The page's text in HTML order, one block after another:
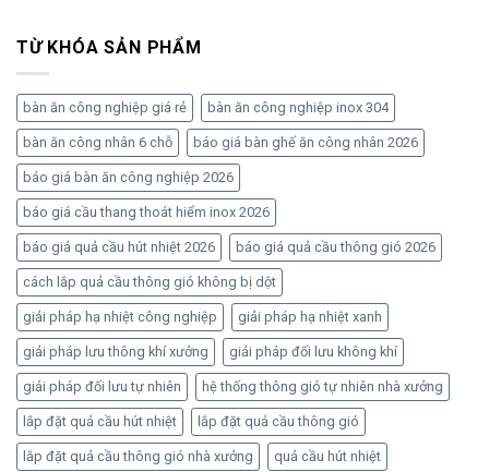
TỪ KHÓA SẢN PHẨM
bàn ăn công nghiệp giá rẻ bàn ăn công nghiệp inox 304
bàn ăn công nhân 6 chỗ báo giá bàn ghế ăn công nhân 2026
báo giá bàn ăn công nghiệp 2026
báo giá cầu thang thoát hiểm inox 2026
báo giá quả cầu hút nhiệt 2026 báo giá quả cầu thông gió 2026
cách lắp quả cầu thông gió không bị dột
giải pháp hạ nhiệt công nghiệp giải pháp hạ nhiệt xanh
giải pháp lưu thông khí xưởng giải pháp đối lưu không khí
giải pháp đối lưu tự nhiên hệ thống thông gió tự nhiên nhà xưởng
lắp đặt quả cầu hút nhiệt lắp đặt quả cầu thông gió
lắp đặt quả cầu thông gió nhà xưởng quả cầu hút nhiệt